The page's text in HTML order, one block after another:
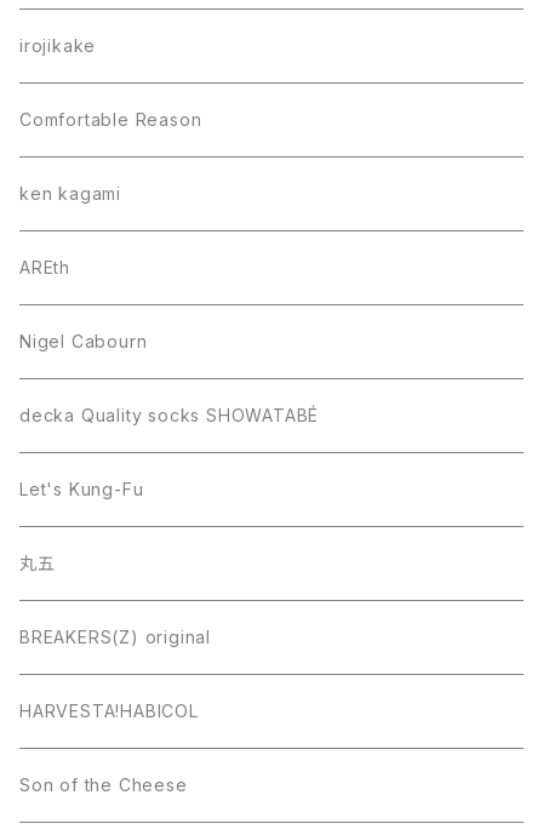
irojikake
Comfortable Reason
ken kagami
AREth
Nigel Cabourn
decka Quality socks SHOWATABÉ
Let's Kung-Fu
丸五
BREAKERS(Z) original
HARVESTA!HABICOL
Son of the Cheese